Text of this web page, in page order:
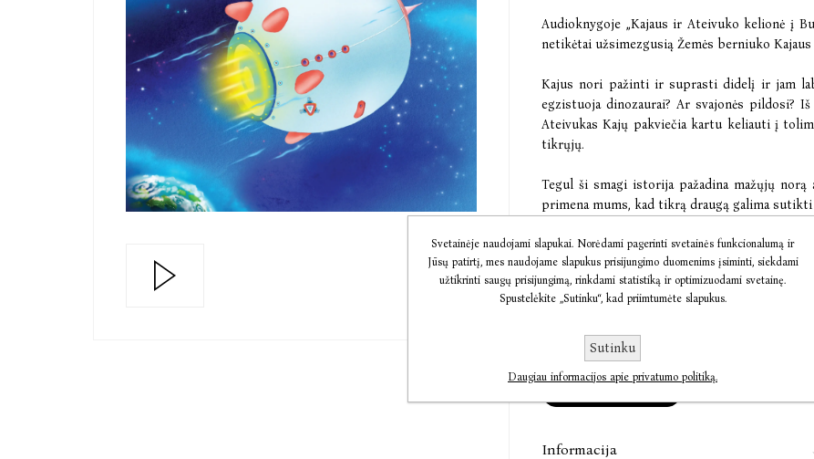
Audioknygoje „Kajaus ir Ateivuko kelionė į
netikėtai užsimezgusią Žemės berniuko
Kajus nori pažinti ir suprasti didelį ir jam
egzistuoja dinozaurai? Ar svajonės pildosi?
Ateivukas Kajų pakviečia kartu keliauti į
tikrųjų.
Tegul ši smagi istorija pažadina mažųjų
primena mums, kad tikrą draugą galima
Leiskimės į nepaprastą kelionę kartu!
Informacija
Svetainėje naudojami slapukai. Norėdami pagerinti svetainės funkcionalumą ir
Jūsų patirtį, mes naudojame slapukus prisijungimo duomenims įsiminti, siekdami
užtikrinti saugų prisijungimą, rinkdami statistiką ir optimizuodami svetainę.
Spustelėkite „Sutinku“, kad priimtumėte slapukus.
Sutinku
Daugiau informacijos apie privatumo politiką.